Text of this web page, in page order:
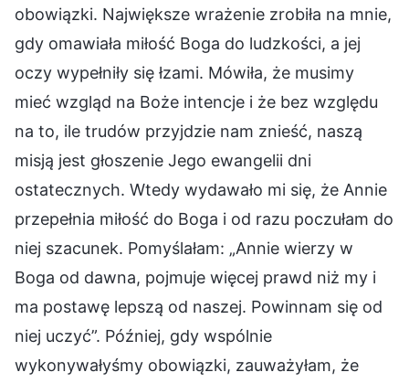
obowiązki. Największe wrażenie zrobiła na mnie,
gdy omawiała miłość Boga do ludzkości, a jej
oczy wypełniły się łzami. Mówiła, że musimy
mieć wzgląd na Boże intencje i że bez względu
na to, ile trudów przyjdzie nam znieść, naszą
misją jest głoszenie Jego ewangelii dni
ostatecznych. Wtedy wydawało mi się, że Annie
przepełnia miłość do Boga i od razu poczułam do
niej szacunek. Pomyślałam: „Annie wierzy w
Boga od dawna, pojmuje więcej prawd niż my i
ma postawę lepszą od naszej. Powinnam się od
niej uczyć”. Później, gdy wspólnie
wykonywałyśmy obowiązki, zauważyłam, że